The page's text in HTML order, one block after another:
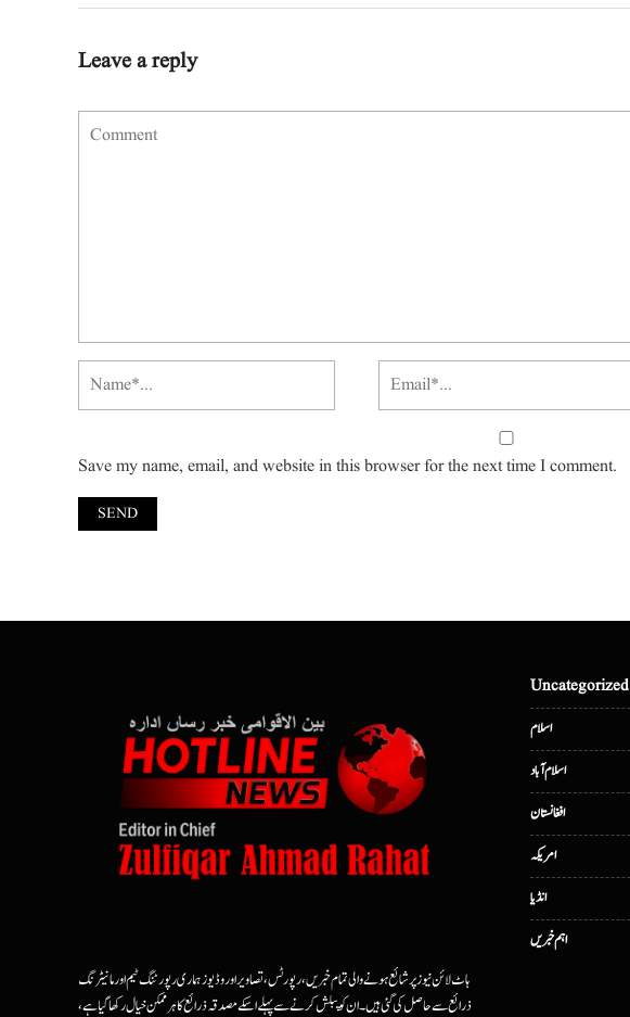
Leave a reply
Save my name, email, and website in this browser for the next time I comment.
ہاٹ لائن نیوز پر شائع ہونے والی تمام خبریں، رپورٹس، تصاویر اور وڈیوز ہماری رپورٹنگ ٹیم اور مانیٹرنگ
ذرائع سے حاصل کی گئی ہیں۔ ان کو پبلش کرنے سے پہلے اسکے مصدقہ ذرائع کا ہرممکن خیال رکھا گیا ہے،
Uncategorized
اسلام
اسلام آباد
افغانستان
امریکہ
انڈیا
اہم خبریں